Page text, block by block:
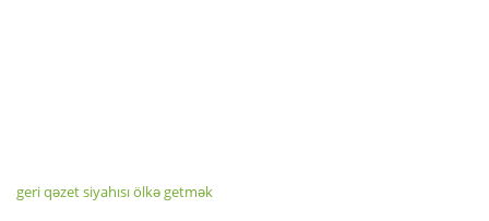
geri qəzet siyahısı ölkə getmək